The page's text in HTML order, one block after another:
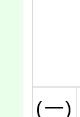
(一)